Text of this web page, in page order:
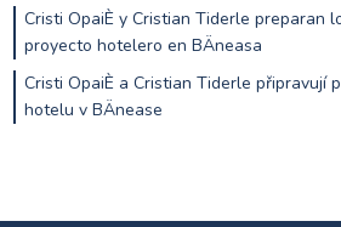
Cristi OpaiÈ y Cristian Tiderle preparan
proyecto hotelero en BÄneasa
Cristi OpaiÈ a Cristian Tiderle připravují
hotelu v BÄnease